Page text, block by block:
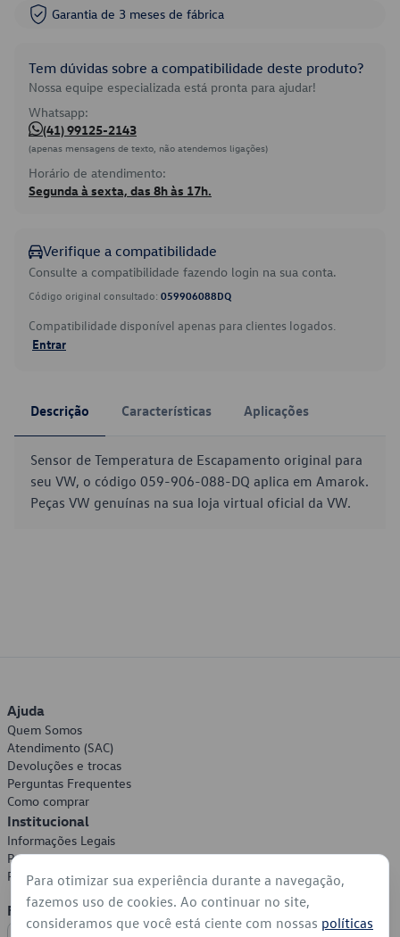
Garantia de 3 meses de fábrica
Tem dúvidas sobre a compatibilidade deste produto?
Nossa equipe especializada está pronta para ajudar!
Whatsapp:
(41) 99125-2143
(apenas mensagens de texto, não atendemos ligações)
Horário de atendimento:
Segunda à sexta, das 8h às 17h.
Verifique a compatibilidade
Consulte a compatibilidade fazendo login na sua conta.
Código original consultado: 059906088DQ
Compatibilidade disponível apenas para clientes logados.
Entrar
Descrição Características Aplicações
Sensor de Temperatura de Escapamento original para
seu VW, o código 059-906-088-DQ aplica em Amarok.
Peças VW genuínas na sua loja virtual oficial da VW.
Ajuda
Quem Somos
Atendimento (SAC)
Devoluções e trocas
Perguntas Frequentes
Como comprar
Institucional
Informações Legais
Política de Privacidade
Política de Cookies
Formas de Pagamento
Para otimizar sua experiência durante a navegação,
fazemos uso de cookies. Ao continuar no site,
consideramos que você está ciente com nossas políticas